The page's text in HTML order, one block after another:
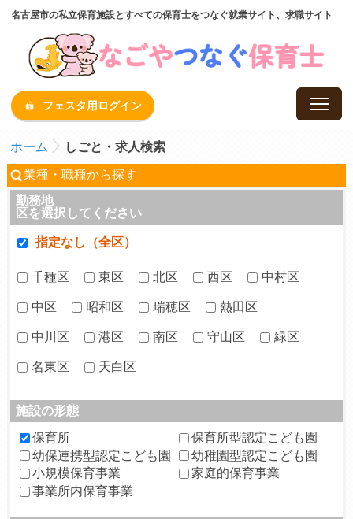
名古屋市の私立保育施設とすべての保育士をつなぐ就業サイト、求職サイト
フェスタ用ログイン
ホーム しごと・求人検索
業種・職種から探す
勤務地
区を選択してください
指定なし（全区）
千種区 東区 北区 西区 中村区
中区 昭和区 瑞穂区 熱田区
中川区 港区 南区 守山区 緑区
名東区 天白区
施設の形態
保育所
保育所型認定こども園
幼保連携型認定こども園
幼稚園型認定こども園
小規模保育事業
家庭的保育事業
事業所内保育事業